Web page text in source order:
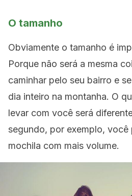
O tamanho
Obviamente o tamanho é
Porque não será a mesma
caminhar pelo seu bairro e
dia inteiro na montanha. O
levar com você será
segundo, por exemplo, você
mochila com mais volume.